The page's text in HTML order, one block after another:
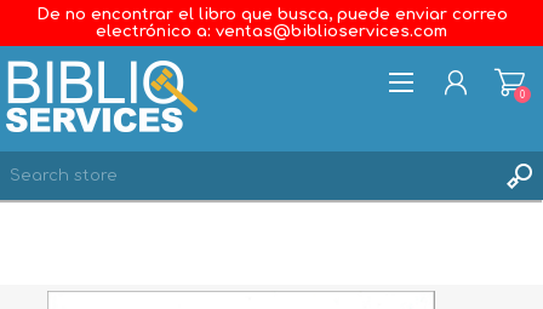
De no encontrar el libro que busca, puede enviar correo
electrónico a: ventas@biblioservices.com
WISHLIST
0
0